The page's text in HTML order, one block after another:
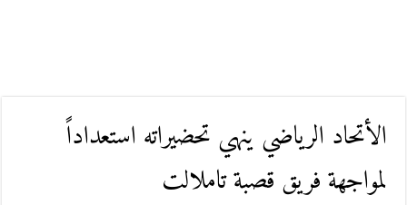
الأتحاد الرياضي ينهي تحضيراته استعداداً
لمواجهة فريق قصبة تاملالت